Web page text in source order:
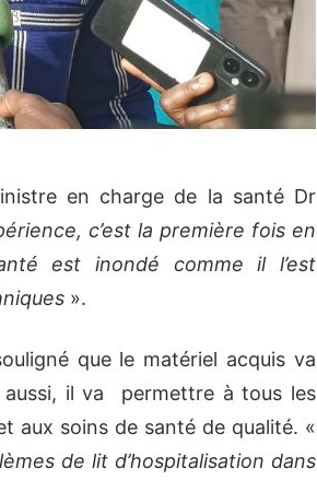
en charge de la santé Dr
c’est la première fois en
est inondé comme il l’est
».
que le matériel acquis va
aussi, il va permettre à tous les
aux soins de santé de qualité. «
de lit d’hospitalisation dans